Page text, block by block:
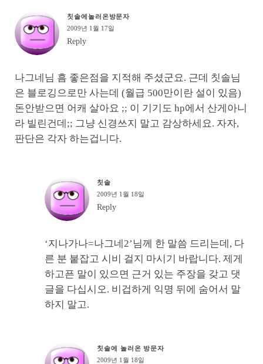
칫솔에놀러온방문자
2009년 1월 17일
Reply
나그네님 흠 좋은점을 지적해 주셨군요. 근데 칫솔님
은 블로깅으로만 사는데 (월급 500만이란 설이 있음)
돈안받으면 어캐 살아요 ;; 이 기기도 hp에서 산게아니
라 빌린건데;; 그냥 신경쓰지 말고 감상하세요. 자자,
판단은 각자 하는겁니다.
칫솔
2009년 1월 18일
Reply
‘지나가나=나그네2’님께 한 말씀 드리는데, 다
른 분 붙잡고 시비 걸지 마시기 바랍니다. 제게
하고픈 말이 있으면 근거 있는 주장을 갖고 댓
글을 다십시오. 비겁하게 익명 뒤에 숨어서 말
하지 말고.
칫솔에 놀러온 방문자
2009년 1월 18일